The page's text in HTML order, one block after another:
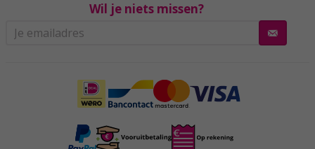
Wil je niets missen?